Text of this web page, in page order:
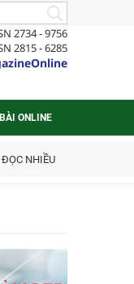
2734 - 9756
2815 - 6285
ONLINE
ĐỌC NHIỀU